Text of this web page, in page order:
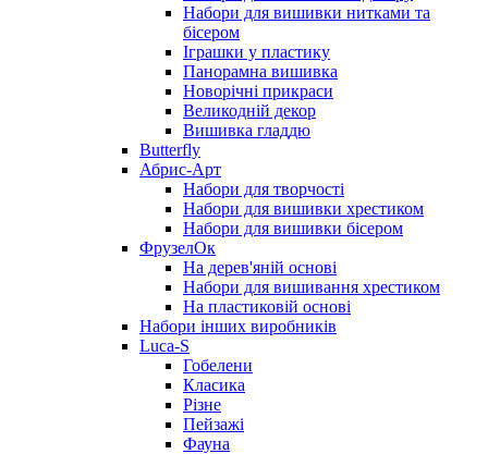
Набори для вишивки нитками та
бісером
Іграшки у пластику
Панорамна вишивка
Новорічні прикраси
Великодній декор
Вишивка гладдю
Butterfly
Абрис-Арт
Набори для творчості
Набори для вишивки хрестиком
Набори для вишивки бісером
ФрузелОк
На дерев'яній основі
Набори для вишивання хрестиком
На пластиковій основі
Набори інших виробників
Luca-S
Гобелени
Класика
Різне
Пейзажі
Фауна